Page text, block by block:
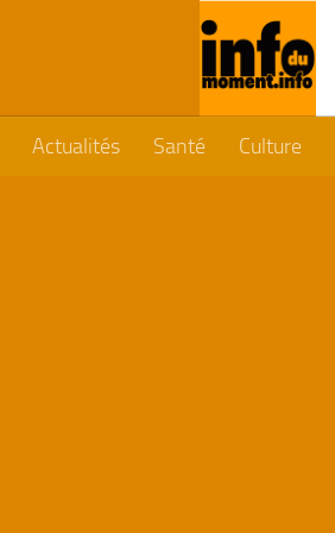
Actualités Santé Culture